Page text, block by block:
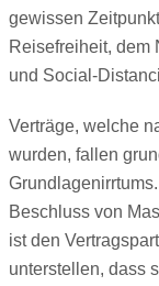
gewissen
Reisefreiheit, dem
und Social-
Verträge, welche
wurden, fallen
Beschluss von
ist den
unterstellen, dass